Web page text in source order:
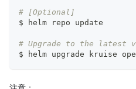
# [Optional]
$ helm repo update
# Upgrade to the latest
$ helm upgrade kruise